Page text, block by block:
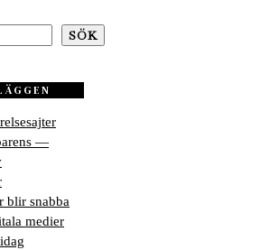
SÖK
—
blir snabba
medier